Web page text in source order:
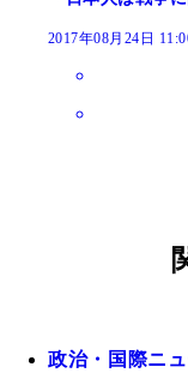
2017年08月24日
政治・国際ニ